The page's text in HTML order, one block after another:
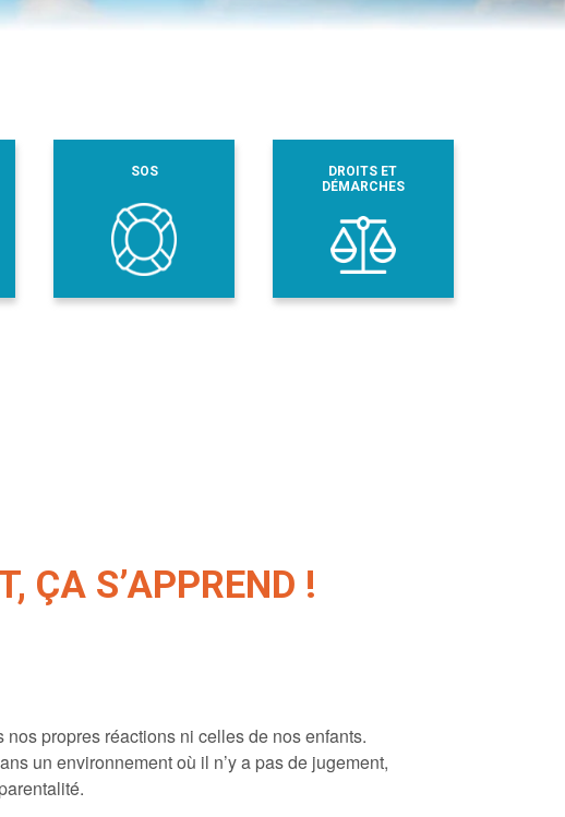
SOS
DROITS ET
DÉMARCHES
ÇA S’APPREND !
propres réactions ni celles de nos enfants.
un environnement où il n’y a pas de jugement,